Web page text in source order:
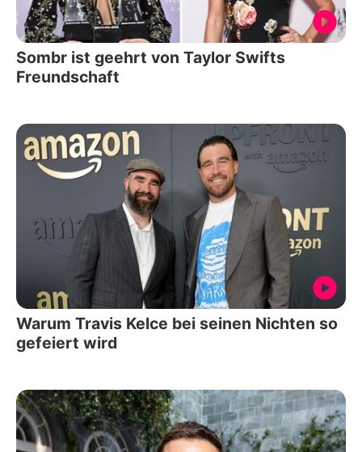
Sombr ist geehrt von Taylor Swifts
Freundschaft
Warum Travis Kelce bei seinen Nichten so
gefeiert wird